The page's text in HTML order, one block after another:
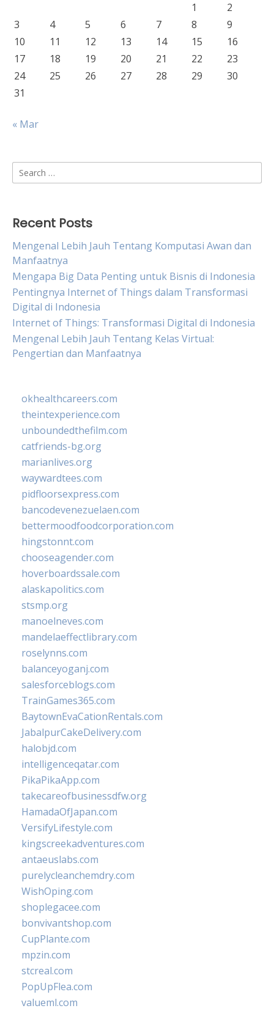
1
2
3
4 5 6 7 8
9
10
11 12 13 14 15
16
17
18 19 20 21 22
23
24
25 26 27 28 29
30
31
« Mar
Search
for:
Recent Posts
Mengenal Lebih Jauh Tentang Komputasi Awan dan
Manfaatnya
Mengapa Big Data Penting untuk Bisnis di Indonesia
Pentingnya Internet of Things dalam Transformasi
Digital di Indonesia
Internet of Things: Transformasi Digital di Indonesia
Mengenal Lebih Jauh Tentang Kelas Virtual:
Pengertian dan Manfaatnya
okhealthcareers.com
theintexperience.com
unboundedthefilm.com
catfriends-bg.org
marianlives.org
waywardtees.com
pidfloorsexpress.com
bancodevenezuelaen.com
bettermoodfoodcorporation.com
hingstonnt.com
chooseagender.com
hoverboardssale.com
alaskapolitics.com
stsmp.org
manoelneves.com
mandelaeffectlibrary.com
roselynns.com
balanceyoganj.com
salesforceblogs.com
TrainGames365.com
BaytownEvaCationRentals.com
JabalpurCakeDelivery.com
halobjd.com
intelligenceqatar.com
PikaPikaApp.com
takecareofbusinessdfw.org
HamadaOfJapan.com
VersifyLifestyle.com
kingscreekadventures.com
antaeuslabs.com
purelycleanchemdry.com
WishOping.com
shoplegacee.com
bonvivantshop.com
CupPlante.com
mpzin.com
stcreal.com
PopUpFlea.com
valueml.com